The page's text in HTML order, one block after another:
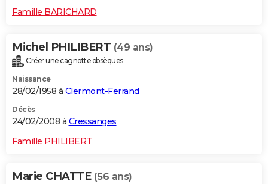
Famille BARICHARD
Michel PHILIBERT (49 ans)
Créer une cagnotte obsèques
Naissance
28/02/1958 à Clermont-Ferrand
Décès
24/02/2008 à Cressanges
Famille PHILIBERT
Marie CHATTE (56 ans)